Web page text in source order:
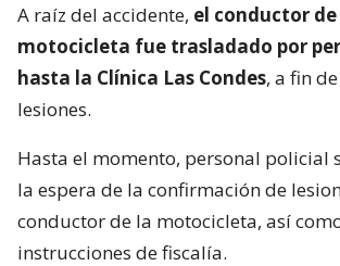
A raíz del accidente, el conductor
motocicleta fue trasladado por
hasta la Clínica Las Condes, a fin
lesiones.
Hasta el momento, personal policial
la espera de la confirmación de
conductor de la motocicleta, así
instrucciones de fiscalía.